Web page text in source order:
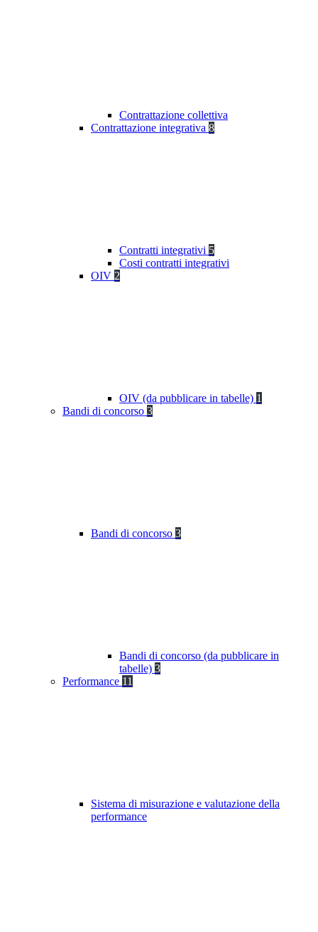
Contrattazione collettiva
Contrattazione integrativa 8
Contratti integrativi 5
Costi contratti integrativi
OIV 2
OIV (da pubblicare in tabelle) 1
Bandi di concorso 3
Bandi di concorso 3
Bandi di concorso (da pubblicare in
tabelle) 3
Performance 11
Sistema di misurazione e valutazione della
performance